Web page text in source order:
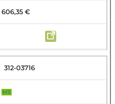
606,35 €
312-03716
MS